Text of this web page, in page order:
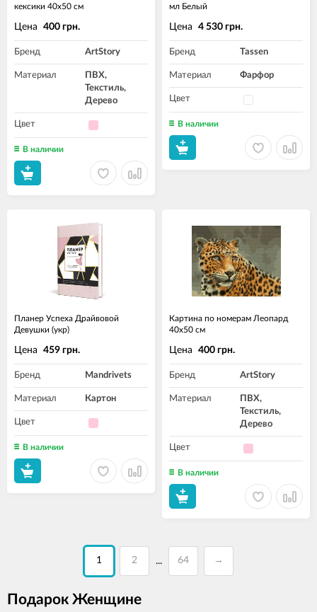
кексики 40x50 см
Цена 400 грн.
Бренд ArtStory
Материал
ПВХ,
Текстиль,
Дерево
Цвет
В наличии
мл Белый
Цена 4 530 грн.
Бренд Tassen
Материал Фарфор
Цвет
В наличии
Планер Успеха Драйвовой
Девушки (укр)
Цена 459 грн.
Бренд Mandrivets
Материал Картон
Цвет
В наличии
Картина по номерам Леопард
40x50 см
Цена 400 грн.
Бренд ArtStory
Материал
ПВХ,
Текстиль,
Дерево
Цвет
В наличии
1 2 ... 64 →
Подарок Женщине